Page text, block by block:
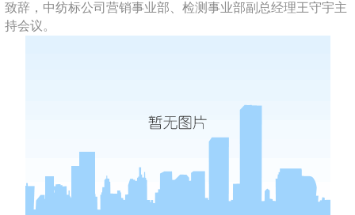
致辞，中纺标公司营销事业部、检测事业部副总经理王守宇主
持会议。